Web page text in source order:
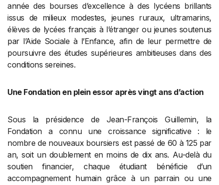
année des bourses d’excellence à des lycéens brillants
issus de milieux modestes, jeunes ruraux, ultramarins,
élèves de lycées français à l’étranger ou jeunes soutenus
par l’Aide Sociale à l’Enfance, afin de leur permettre de
poursuivre des études supérieures ambitieuses dans des
conditions sereines.
Une Fondation en plein essor après vingt ans d’action
Sous la présidence de Jean-François Guillemin, la
Fondation a connu une croissance significative : le
nombre de nouveaux boursiers est passé de 60 à 125 par
an, soit un doublement en moins de dix ans. Au-delà du
soutien financier, chaque étudiant bénéficie d’un
accompagnement humain grâce à un parrain ou une